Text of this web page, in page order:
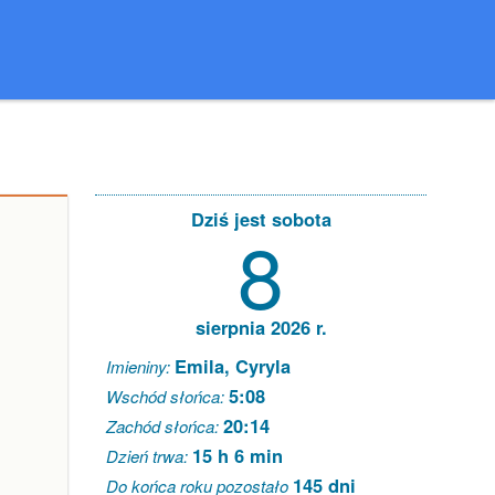
Dziś jest sobota
8
sierpnia 2026 r.
Imieniny: Emila, Cyryla
Wschód słońca:5:08
Zachód słońca:20:14
Dzień trwa: 15 h 6 min
Do końca roku pozostało 145 dni